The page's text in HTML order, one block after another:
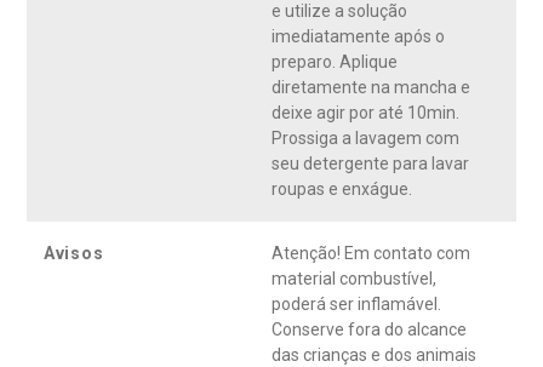
e utilize a solução
imediatamente após o
preparo. Aplique
diretamente na mancha e
deixe agir por até 10min.
Prossiga a lavagem com
seu detergente para lavar
roupas e enxágue.
Avisos
Atenção! Em contato com
material combustível,
poderá ser inflamável.
Conserve fora do alcance
das crianças e dos animais